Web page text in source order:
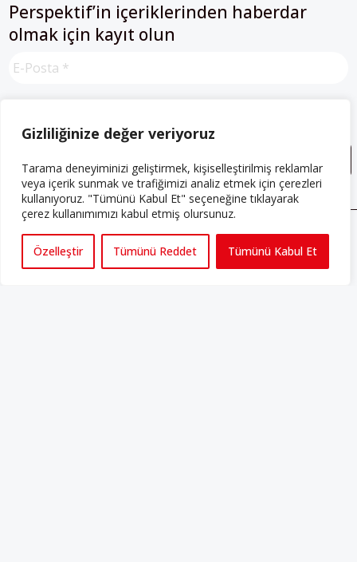
Gizliliğinize değer veriyoruz
Tarama deneyiminizi geliştirmek, kişiselleştirilmiş reklamlar
veya içerik sunmak ve trafiğimizi analiz etmek için çerezleri
kullanıyoruz. "Tümünü Kabul Et" seçeneğine tıklayarak
çerez kullanımımızı kabul etmiş olursunuz.
Özelleştir Tümünü Reddet Tümünü Kabul Et
Perspektif’in içeriklerinden haberdar
olmak için kayıt olun
ABONE OLUN
Her ay Perspektif dergisini edinmek için